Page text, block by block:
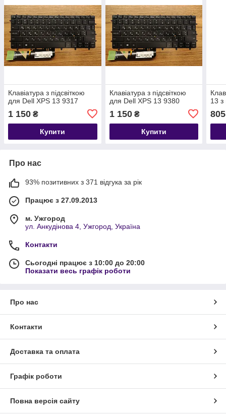
Клавіатура з підсвіткою
для Dell XPS 13 9317
1 150 ₴
Купити
Клавіатура з підсвіткою
для Dell XPS 13 9380
1 150₴
Купити
13 з
805
Про нас
93% позитивних з 371 відгука за рік
Працює з 27.09.2013
м. Ужгород
ул. Анкудінова 4, Ужгород, Україна
Контакти
Сьогодні працює з 10:00 до 20:00
Показати весь графік роботи
Про нас
Контакти
Доставка та оплата
Графік роботи
Повна версія сайту